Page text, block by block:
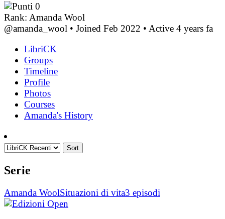
0
Rank: Amanda Wool
@amanda_wool • Joined Feb 2022 • Active 4 years fa
LibriCK
Groups
Timeline
Profile
Photos
Courses
Amanda's History
Sort
Serie
Amanda WoolSituazioni di vita3 episodi